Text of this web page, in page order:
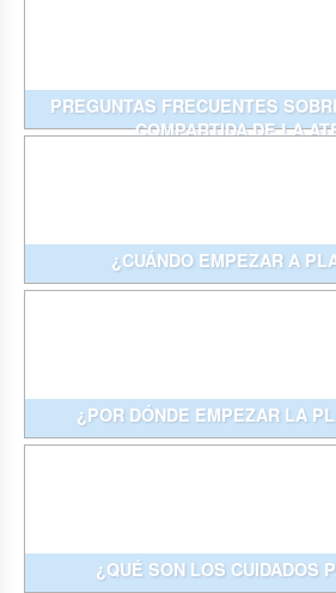
PREGUNTAS FRECUENTES
COMPARTIDA DE LA
¿CUÁNDO EMPEZAR A
¿POR DÓNDE EMPEZAR LA
¿QUÉ SON LOS CUIDADOS